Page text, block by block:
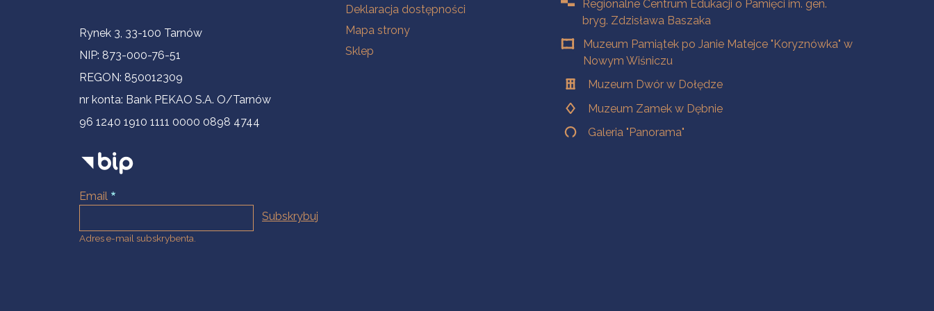
Informacje kontaktowe
Rynek 3, 33-100 Tarnów
NIP: 873-000-76-51
REGON: 850012309
nr konta: Bank PEKAO S.A. O/Tarnów
96 1240 1910 1111 0000 0898 4744
Email
Adres e-mail subskrybenta.
Deklaracja dostępności
Mapa strony
Sklep
Regionalne Centrum Edukacji o Pamięci im. gen.
bryg. Zdzisława Baszaka
Muzeum Pamiątek po Janie Matejce "Koryznówka" w
Nowym Wiśniczu
Muzeum Dwór w Dołędze
Muzeum Zamek w Dębnie
Galeria "Panorama"